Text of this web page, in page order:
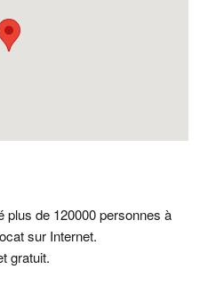
plus de 120000 personnes à
sur Internet.
gratuit.